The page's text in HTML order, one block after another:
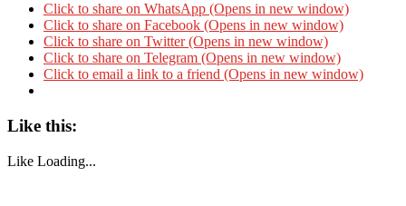
Click to share on WhatsApp (Opens in new window)
Click to share on Facebook (Opens in new window)
Click to share on Twitter (Opens in new window)
Click to share on Telegram (Opens in new window)
Click to email a link to a friend (Opens in new window)
Like this:
Like Loading...